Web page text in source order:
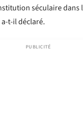
séculaire
t-il déclaré.